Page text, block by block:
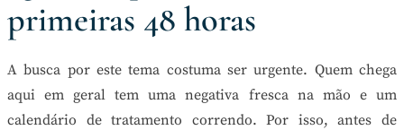
primeiras 48 horas
A busca por este tema costuma ser urgente. Quem chega
aqui em geral tem uma negativa fresca na mão e um
calendário de tratamento correndo. Por isso, antes de